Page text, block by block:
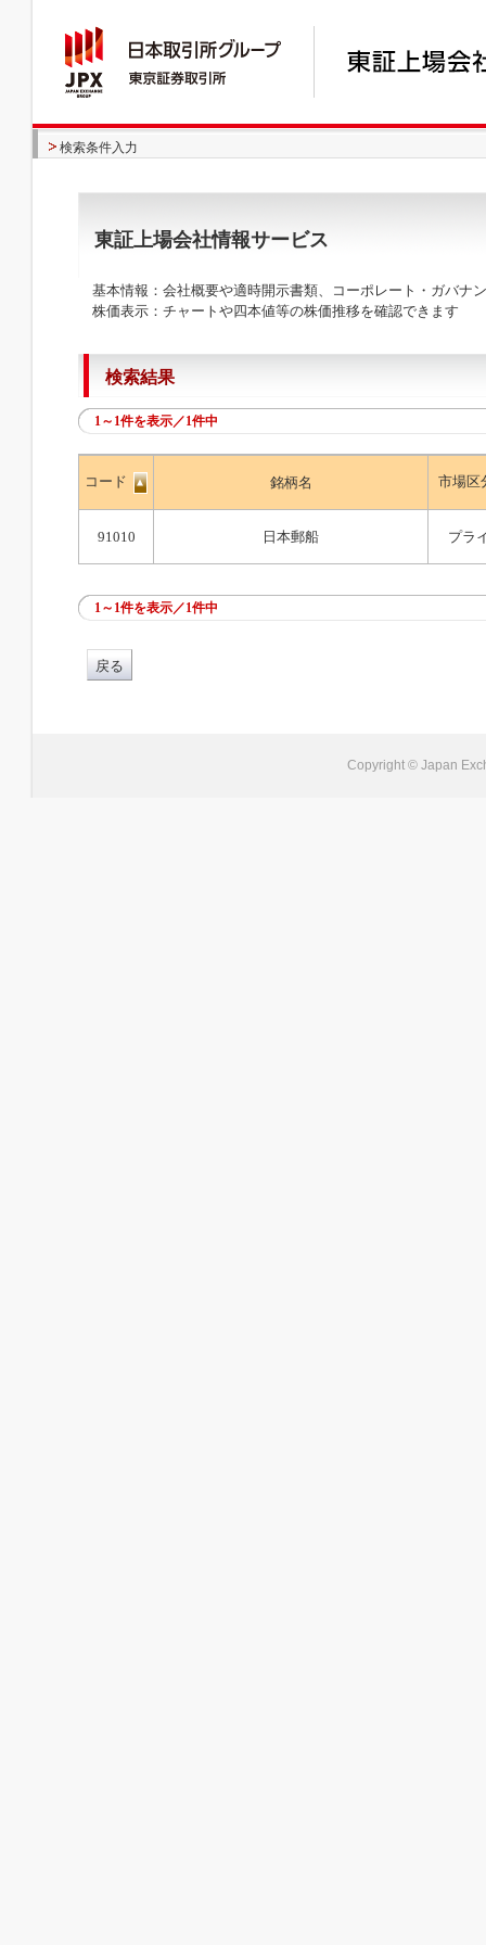
検索条件入力
東証上場会社情報サービス
基本情報：会社概要や適時開示書類、コーポレート・ガバナ
株価表示：チャートや四本値等の株価推移を確認できます
検索結果
1～1件を表示／1件中
コード 銘柄名 市場区
91010 日本郵船 プラ
1～1件を表示／1件中